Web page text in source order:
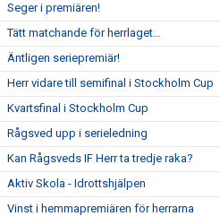
Seger i premiären!
Tätt matchande för herrlaget…
Äntligen seriepremiär!
Herr vidare till semifinal i Stockholm Cup
Kvartsfinal i Stockholm Cup
Rågsved upp i serieledning
Kan Rågsveds IF Herr ta tredje raka?
Aktiv Skola - Idrottshjälpen
Vinst i hemmapremiären för herrarna